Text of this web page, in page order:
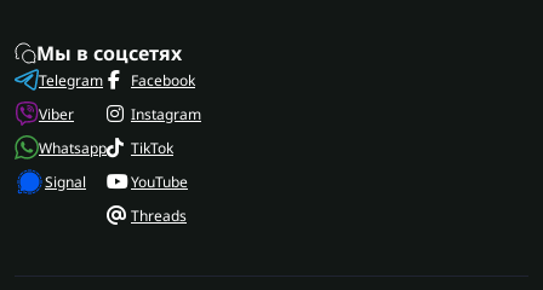
Мы в соцсетях
Telegram
Viber
Whatsapp
Signal
Facebook
Instagram
TikTok
YouTube
Threads